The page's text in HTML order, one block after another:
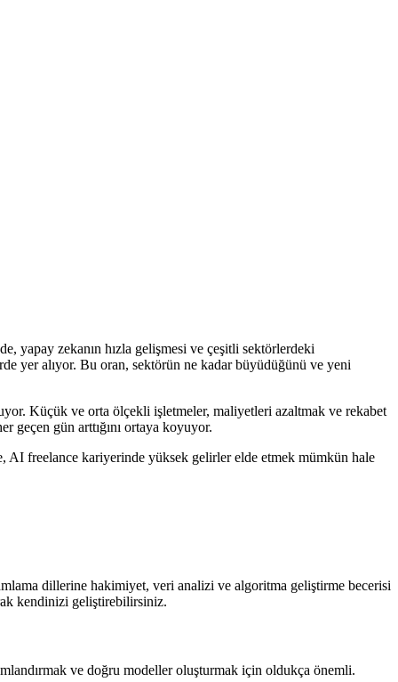
yapay zekanın hızla gelişmesi ve çeşitli sektörlerdeki
yer alıyor. Bu oran, sektörün ne kadar büyüdüğünü ve yeni
Küçük ve orta ölçekli işletmeler, maliyetleri azaltmak ve rekabet
geçen gün arttığını ortaya koyuyor.
AI freelance kariyerinde yüksek gelirler elde etmek mümkün hale
dillerine hakimiyet, veri analizi ve algoritma geliştirme becerisi
kendinizi geliştirebilirsiniz.
ve doğru modeller oluşturmak için oldukça önemli.